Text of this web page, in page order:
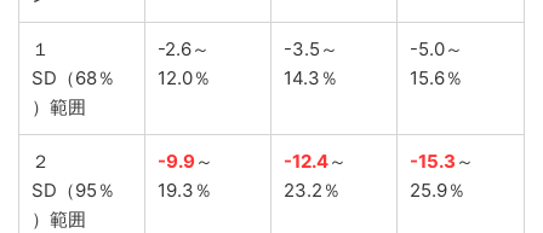
１
SD（68％
）範囲
-2.6～
12.0％
-3.5～
14.3％
-5.0～
15.6％
２
SD（95％
）範囲
-9.9～
19.3％
-12.4～
23.2％
-15.3 ～
25.9％